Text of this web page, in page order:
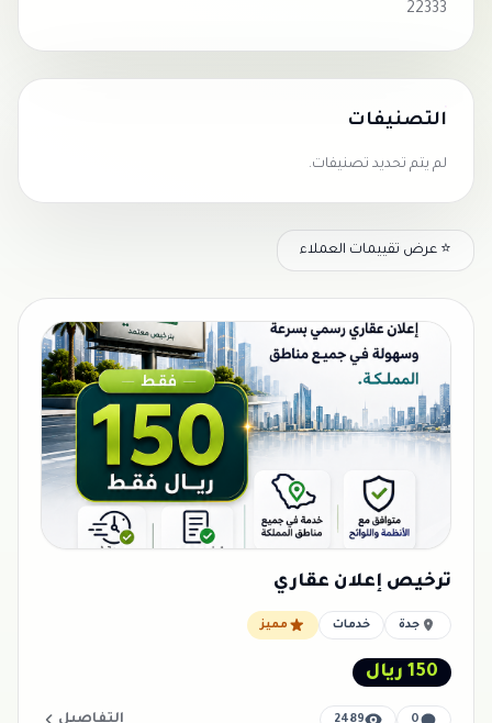
22333
التصنيفات
لم يتم تحديد تصنيفات.
⭐ عرض تقييمات العملاء
ترخيص إعلان عقاري
جدة خدمات مميز
150 ريال
0
2489 التفاصيل